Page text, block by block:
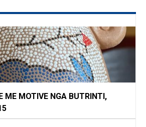
ME MOTIVE NGA BUTRINTI,